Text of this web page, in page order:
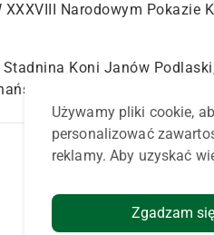
Narodowym
Koni Janów
Używamy pliki cookie,
personalizować
reklamy. Aby uzyskać
Zgadzam się